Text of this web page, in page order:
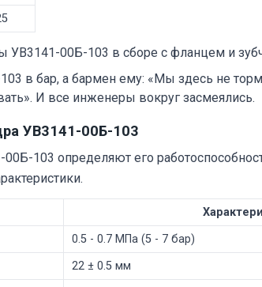
00Б-103 в сборе с фланцем и
в бар, а бармен ему: «Мы здесь не
И все инженеры вокруг засмеялись.
УВ3141-00Б-103
103 определяют его
0.5 - 0.7 МПа (5 - 7 бар)
22 ± 0.5 мм